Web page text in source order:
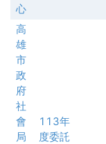
心
高
雄
市
政
府
社
會
局
113年
度委託